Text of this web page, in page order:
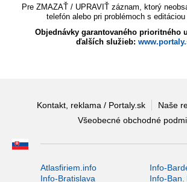
Pre ZMAZAŤ / UPRAVIŤ záznam, ktorý
telefón alebo pri problémoch s
Objednávky garantovaného prioritného
ďalších služieb:
Kontakt, reklama / Portaly.sk
Naše
Všeobecné obchodné
Atlasfiriem.info
Info-
Info-Bratislava
Info-Ban.